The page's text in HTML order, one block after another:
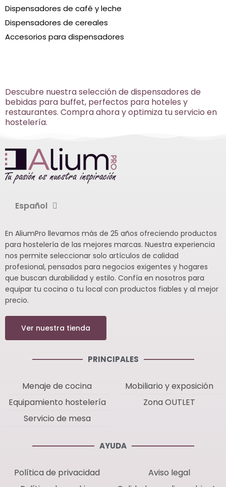
Dispensadores de café y leche
Dispensadores de cereales
Accesorios para dispensadores
Descubre nuestra selección de dispensadores de
bebidas para buffet, perfectos para hoteles y
restaurantes. Compra ahora y optimiza tu servicio en
hostelería.
Español
En AliumPro llevamos más de 25 años ofreciendo productos
para hostelería de las mejores marcas. Nuestra experiencia
nos permite seleccionar solo artículos de calidad
profesional, pensados para negocios exigentes y hogares
que buscan durabilidad y estilo. Confía en nosotros para
equipar tu cocina o tu local con productos fiables y al mejor
precio.
Ver nuestra tienda
PRINCIPALES
Menaje de cocina
Equipamiento hostelería
Servicio de mesa
Mobiliario y exposición
Zona OUTLET
AYUDA
Política de privacidad
Aviso legal